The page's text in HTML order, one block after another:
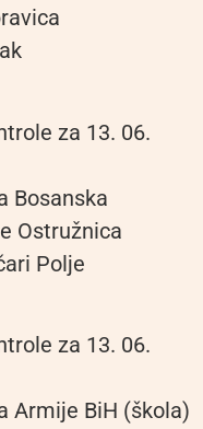
za 13. 06.
Bosanska
Ostružnica
Polje
za 13. 06.
Armije BiH (škola)